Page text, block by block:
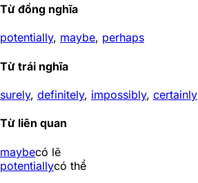
Từ đồng nghĩa
potentially, maybe, perhaps
Từ trái nghĩa
surely, definitely, impossibly, certainly
Từ liên quan
maybecó lẽ
potentiallycó thể